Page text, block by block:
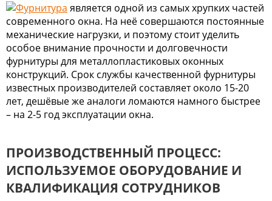
Фурнитура является одной из самых хрупких частей
современного окна. На неё совершаются постоянные
механические нагрузки, и поэтому стоит уделить
особое внимание прочности и долговечности
фурнитуры для металлопластиковых оконных
конструкций. Срок службы качественной фурнитуры
известных производителей составляет около 15-20
лет, дешёвые же аналоги ломаются намного быстрее
– на 2-5 год эксплуатации окна.
ПРОИЗВОДСТВЕННЫЙ ПРОЦЕСС:
ИСПОЛЬЗУЕМОЕ ОБОРУДОВАНИЕ И
КВАЛИФИКАЦИЯ СОТРУДНИКОВ